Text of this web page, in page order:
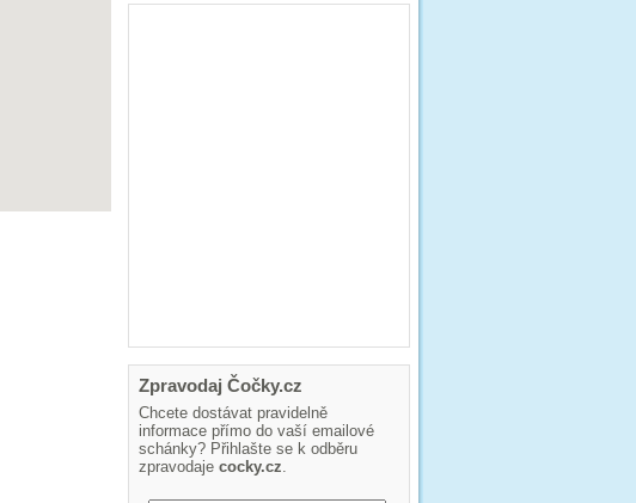
Zpravodaj Čočky.cz
Chcete dostávat pravidelně
informace přímo do vaší emailové
schánky? Přihlašte se k odběru
zpravodaje cocky.cz.